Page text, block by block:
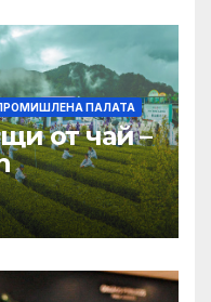
ПАЛАТА
от чай –